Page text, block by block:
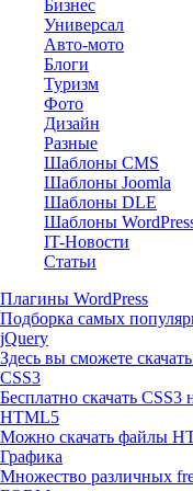
Бизнес
Универсал
Авто-мото
Блоги
Туризм
Фото
Дизайн
Разные
Шаблоны CMS
Шаблоны Joomla
Шаблоны DLE
Шаблоны
IT-Новости
Статьи
Плагины WordPress
Подборка самых
jQuery
Здесь вы сможете
CSS3
Бесплатно скачать
HTML5
Можно скачать файлы
Графика
Множество различных